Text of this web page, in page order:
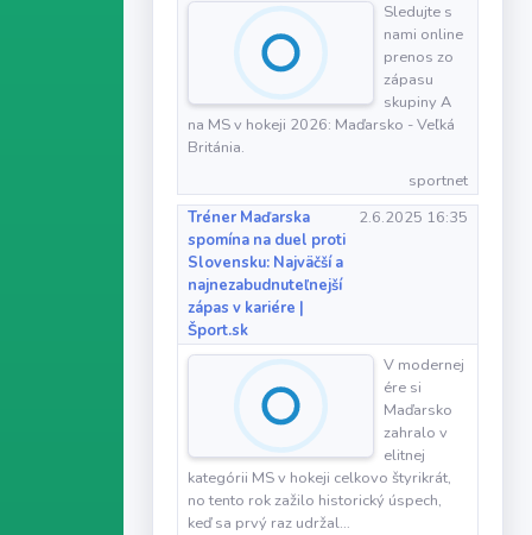
Sledujte s
nami online
prenos zo
zápasu
skupiny A
na MS v hokeji 2026: Maďarsko - Veľká
Británia.
sportnet
Tréner Maďarska
spomína na duel proti
Slovensku: Najväčší a
najnezabudnuteľnejší
zápas v kariére |
Šport.sk
2.6.2025 16:35
V modernej
ére si
Maďarsko
zahralo v
elitnej
kategórii MS v hokeji celkovo štyrikrát,
no tento rok zažilo historický úspech,
keď sa prvý raz udržal…